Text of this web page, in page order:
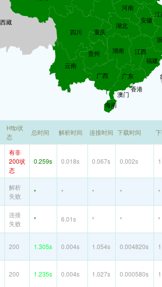
Http状
态
总时间 解析时间 连接时间 下载时间
有非
200状
态
0.259s 0.018s 0.067s 0.002s
解析
失败
* * * * *
连接
失败
* 6.01s * * *
200 1.305s 0.004s 1.054s 0.004820s
200 1.235s 0.004s 1.027s 0.000580s